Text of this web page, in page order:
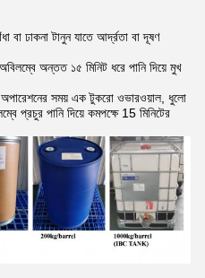
বা ঢাকনা টানুন যাতে আর্দ্রতা বা দূষণ
অন্তত ১৫ মিনিট ধরে পানি দিয়ে মুখ
সময় এক টুকরো ওভারওয়াল, ধুলো
প্রচুর পানি দিয়ে কমপক্ষে 15 মিনিটের